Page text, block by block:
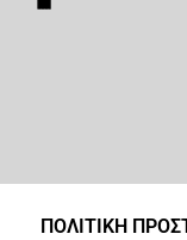
ΠΟΛΙΤΙΚΗ